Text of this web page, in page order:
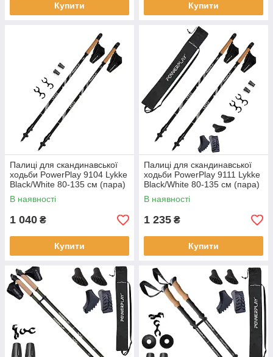
Купити Купити
Палиці для скандинавської
ходьби PowerPlay 9104 Lykke
Black/White 80-135 см (пара)
В наявності
1 040 ₴
Купити
Палиці для скандинавської
ходьби PowerPlay 9111 Lykke
Black/White 80-135 см (пара)
+ 2-ві пари чобітків +
В наявності
1 235 ₴
Купити